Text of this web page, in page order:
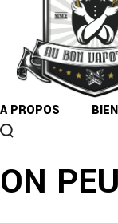
A PROPOS
ON